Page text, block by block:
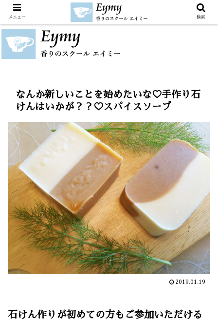
なんか新しいことを始めたいな♡手作り石
けんはいかが？？♡スパイスソープ
2019.01.19
石けん作りが初めての方もご参加いただける
メニュー 検索